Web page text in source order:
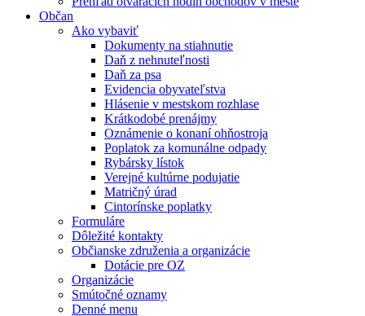
Občan
Ako vybaviť
Dokumenty na stiahnutie
Daň z nehnuteľnosti
Daň za psa
Evidencia obyvateľstva
Hlásenie v mestskom rozhlase
Krátkodobé prenájmy
Oznámenie o konaní ohňostroja
Poplatok za komunálne odpady
Rybársky lístok
Verejné kultúrne podujatie
Matričný úrad
Cintorínske poplatky
Formuláre
Dôležité kontakty
Občianske združenia a organizácie
Dotácie pre OZ
Organizácie
Smútočné oznamy
Denné menu